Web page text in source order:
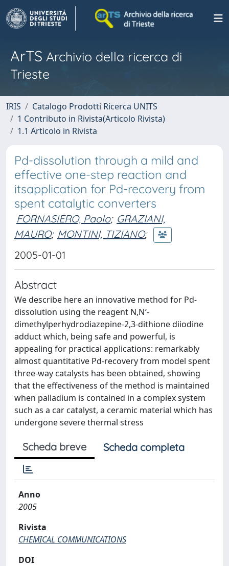
ArTS Archivio della ricerca di
Trieste
IRIS
Catalogo Prodotti Ricerca UNITS
1 Contributo in Rivista(Articolo Rivista)
1.1 Articolo in Rivista
Pd-dissolution through a mild and
effective one-step reaction and
itsapplication for Pd-recovery from
spent catalytic converters
FORNASIERO, Paolo; GRAZIANI,
MAURO; MONTINI, TIZIANO;
2005-01-01
Abstract
We describe here an innovative method for Pd-
dissolution using the reagent N,N′-
dimethylperhydrodiazepine-2,3-dithione diiodine
adduct which, being safe and powerful, is
appealing for practical applications: remarkably
almost quantitative Pd-recovery from model spent
three-way catalysts has been obtained, showing
that the effectiveness of the method is maintained
when palladium is contained in a complex system
such as a car catalyst, a ceramic material which has
undergone severe thermal stress
Scheda breve Scheda completa
Anno
2005
Rivista
CHEMICAL COMMUNICATIONS
DOI